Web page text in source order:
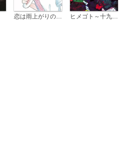
ヒメゴト～十九歳の制服～